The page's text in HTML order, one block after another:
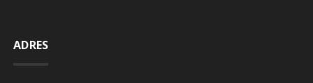
ADRES